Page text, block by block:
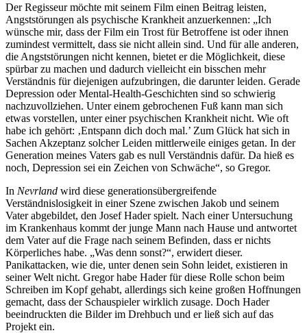
Der Regisseur möchte mit seinem Film einen Beitrag leisten,
Angststörungen als psychische Krankheit anzuerkennen: „Ich
wünsche mir, dass der Film ein Trost für Betroffene ist oder ihnen
zumindest vermittelt, dass sie nicht allein sind. Und für alle anderen,
die Angststörungen nicht kennen, bietet er die Möglichkeit, diese
spürbar zu machen und dadurch vielleicht ein bisschen mehr
Verständnis für diejenigen aufzubringen, die darunter leiden. Gerade
Depression oder Mental-Health-Geschichten sind so schwierig
nachzuvollziehen. Unter einem gebrochenen Fuß kann man sich
etwas vorstellen, unter einer psychischen Krankheit nicht. Wie oft
habe ich gehört: ‚Entspann dich doch mal.’ Zum Glück hat sich in
Sachen Akzeptanz solcher Leiden mittlerweile einiges getan. In der
Generation meines Vaters gab es null Verständnis dafür. Da hieß es
noch, Depression sei ein Zeichen von Schwäche“, so Gregor.
In Nevrland wird diese generationsübergreifende
Verständnislosigkeit in einer Szene zwischen Jakob und seinem
Vater abgebildet, den Josef Hader spielt. Nach einer Untersuchung
im Krankenhaus kommt der junge Mann nach Hause und antwortet
dem Vater auf die Frage nach seinem Befinden, dass er nichts
Körperliches habe. „Was denn sonst?“, erwidert dieser.
Panikattacken, wie die, unter denen sein Sohn leidet, existieren in
seiner Welt nicht. Gregor habe Hader für diese Rolle schon beim
Schreiben im Kopf gehabt, allerdings sich keine großen Hoffnungen
gemacht, dass der Schauspieler wirklich zusage. Doch Hader
beeindruckten die Bilder im Drehbuch und er ließ sich auf das
Projekt ein.